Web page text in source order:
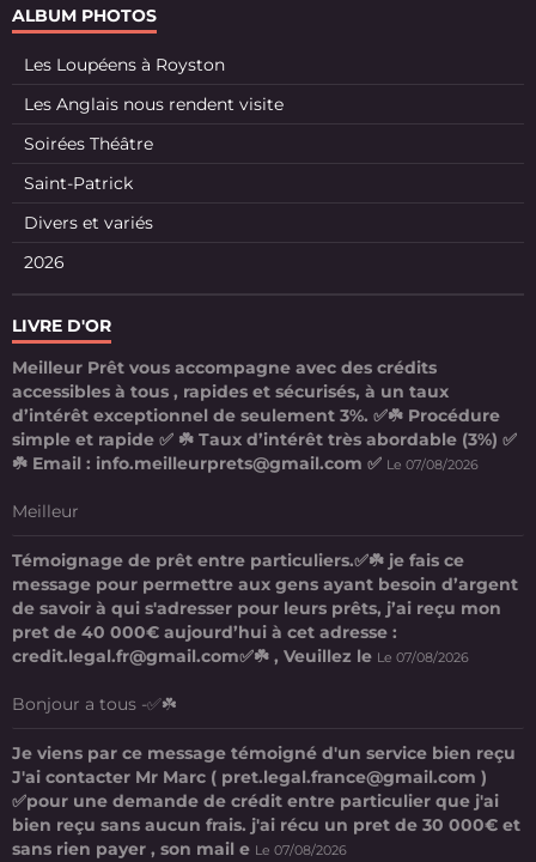
ALBUM PHOTOS
Les Loupéens à Royston
Les Anglais nous rendent visite
Soirées Théâtre
Saint-Patrick
Divers et variés
2026
LIVRE D'OR
Meilleur Prêt vous accompagne avec des crédits
accessibles à tous , rapides et sécurisés, à un taux
d’intérêt exceptionnel de seulement 3%. ✅☘️ Procédure
simple et rapide ✅ ☘️ Taux d’intérêt très abordable (3%) ✅
☘️ Email : info.meilleurprets@gmail.com ✅ Le 07/08/2026
Meilleur
Témoignage de prêt entre particuliers.✅☘️ je fais ce
message pour permettre aux gens ayant besoin d’argent
de savoir à qui s'adresser pour leurs prêts, j’ai reçu mon
pret de 40 000€ aujourd’hui à cet adresse :
credit.legal.fr@gmail.com✅☘️ , Veuillez le Le 07/08/2026
Bonjour a tous -✅☘️
Je viens par ce message témoigné d'un service bien reçu
J'ai contacter Mr Marc ( pret.legal.france@gmail.com )
✅pour une demande de crédit entre particulier que j'ai
bien reçu sans aucun frais. j'ai récu un pret de 30 000€ et
sans rien payer , son mail e Le 07/08/2026